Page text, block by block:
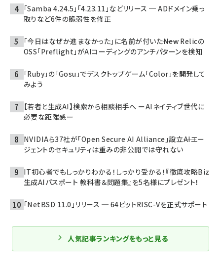
「Samba 4.24.5」「4.23.11」などリリース ─ ADドメイン乗っ
取りなど6件の脆弱性を修正
「今日はなぜか進まなかった」に名前が付いた――New Relicの
OSS「Preflight」がAIコーディングのアンチパターンを検知
「Ruby」の「Gosu」でデスクトップゲーム「Color」を開発して
みよう
【若者と生成AI】検索から相談相手へ ーAIネイティブ世代に
必要な距離感ー
NVIDIAら37社が「Open Secure AI Alliance」設立――AIエー
ジェントのセキュリティは重みの非公開では守れない
IT初心者でもしっかりわかる！しっかり受かる！『徹底攻略Biz
生成AIパスポート 教科書＆問題集』を5名様にプレゼント！
「NetBSD 11.0」リリース ─ 64ビットRISC-Vを正式サポート
人気記事ランキングをもっと見る